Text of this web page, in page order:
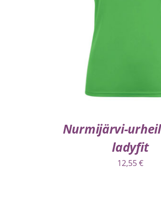
VALITSE VAIHTOEHDOISTA
Nurmijärvi-
ladyfit
12,55€